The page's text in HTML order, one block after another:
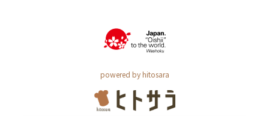
powered by hitosara